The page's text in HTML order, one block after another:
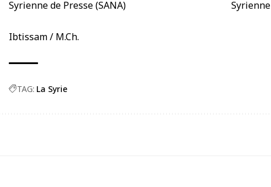
Ibtissam / M.Ch.
TAG: La Syrie